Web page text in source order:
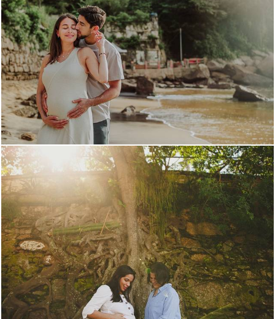
1429 0
3676 2